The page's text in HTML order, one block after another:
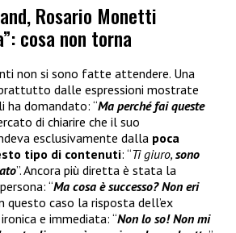
Rosario Monetti
cosa non torna
non si sono fatte attendere. Una
dalle espressioni mostrate
domandato: “Ma perché fai queste
di chiarire che il suo
esclusivamente dalla poca
tipo di contenuti: “Ti giuro, sono
”. Ancora più diretta è stata la
“Ma cosa è successo? Non eri
questo caso la risposta dell’ex
e immediata: “Non lo so! Non mi